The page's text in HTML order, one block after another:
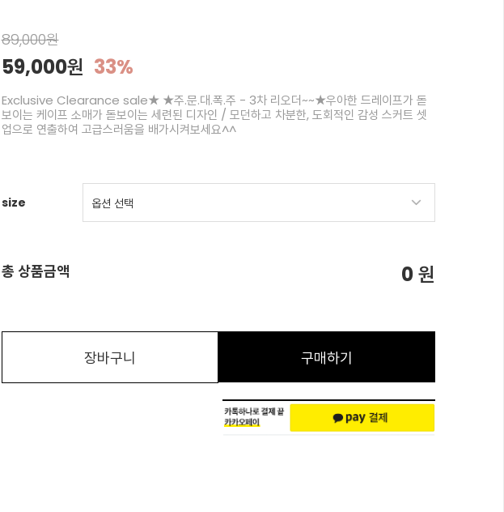
89,000원
59,000원 33%
Exclusive Clearance sale★ ★주.문.대.폭.주 - 3차 리오더~~★우아한 드레이프가 돋
보이는 케이프 소매가 돋보이는 세련된 디자인 / 모던하고 차분한, 도회적인 감성 스커트 셋
업으로 연출하여 고급스러움을 배가시켜보세요^^
size
총 상품금액 0원
장바구니 구매하기